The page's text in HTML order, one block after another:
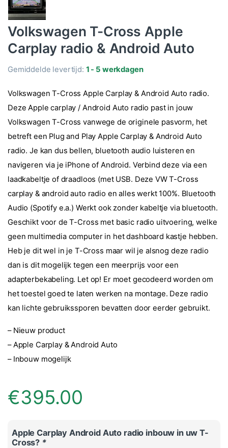
Volkswagen T-Cross Apple
Carplay radio & Android Auto
Gemiddelde levertijd: 1 - 5 werkdagen
Volkswagen T-Cross Apple Carplay & Android Auto radio.
Deze Apple carplay / Android Auto radio past in jouw
Volkswagen T-Cross vanwege de originele pasvorm, het
betreft een Plug and Play Apple Carplay & Android Auto
radio. Je kan dus bellen, bluetooth audio luisteren en
navigeren via je iPhone of Android. Verbind deze via een
laadkabeltje of draadloos (met USB. Deze VW T-Cross
carplay & android auto radio en alles werkt 100%. Bluetooth
Audio (Spotify e.a.) Werkt ook zonder kabeltje via bluetooth.
Geschikt voor de T-Cross met basic radio uitvoering, welke
geen multimedia computer in het dashboard kastje hebben.
Heb je dit wel in je T-Cross maar wil je alsnog deze radio
dan is dit mogelijk tegen een meerprijs voor een
adapterbekabeling. Let op! Er moet gecodeerd worden om
het toestel goed te laten werken na montage. Deze radio
kan lichte gebruikssporen bevatten door eerder gebruikt.
– Nieuw product
– Apple Carplay & Android Auto
– Inbouw mogelijk
€395.00
Apple Carplay Android Auto radio inbouw in uw T-
Cross? *